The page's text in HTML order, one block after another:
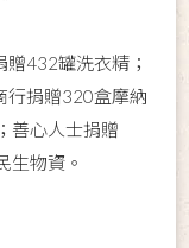
贈432罐洗衣精；
行捐贈320盒摩納
善心人士捐贈
生物資。